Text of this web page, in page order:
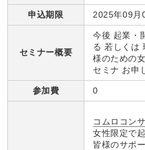
申込期限 2025年09月
セミナー概要
今後 起業・
る 若しくは
様のための
セミナ お申
参加費 0
コムロコン
女性限定で
皆様のサポ